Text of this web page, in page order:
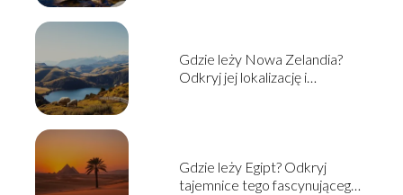
Gdzie leży Nowa Zelandia?
Odkryj jej lokalizację i
Gdzie leży Egipt? Odkryj
tajemnice tego fascynującego